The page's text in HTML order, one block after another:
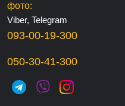
фото:
Viber, Telegram
093-00-19-300
050-30-41-300